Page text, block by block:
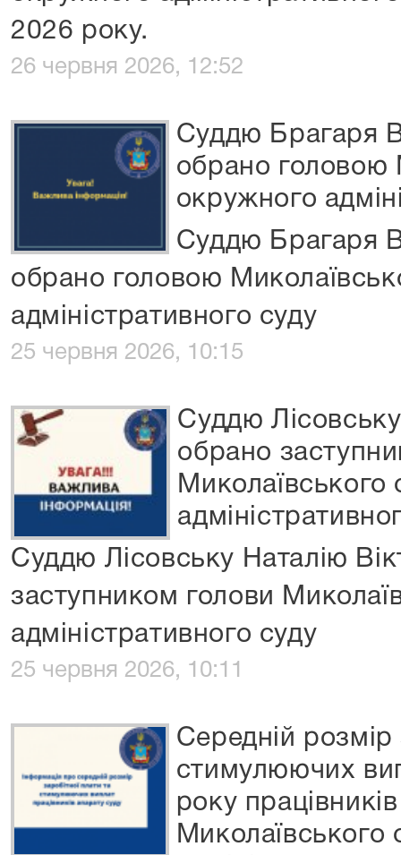
2026 року.
26 червня 2026, 12:52
Суддю Брагаря
обрано головою
окружного
Суддю Брагаря
обрано головою
адміністративного суду
25 червня 2026, 10:15
Суддю
обрано
Миколаївського
Суддю Лісовську Наталію
заступником голови
адміністративного суду
25 червня 2026, 10:11
Середній розмір
стимулюючих
року
Миколаївського